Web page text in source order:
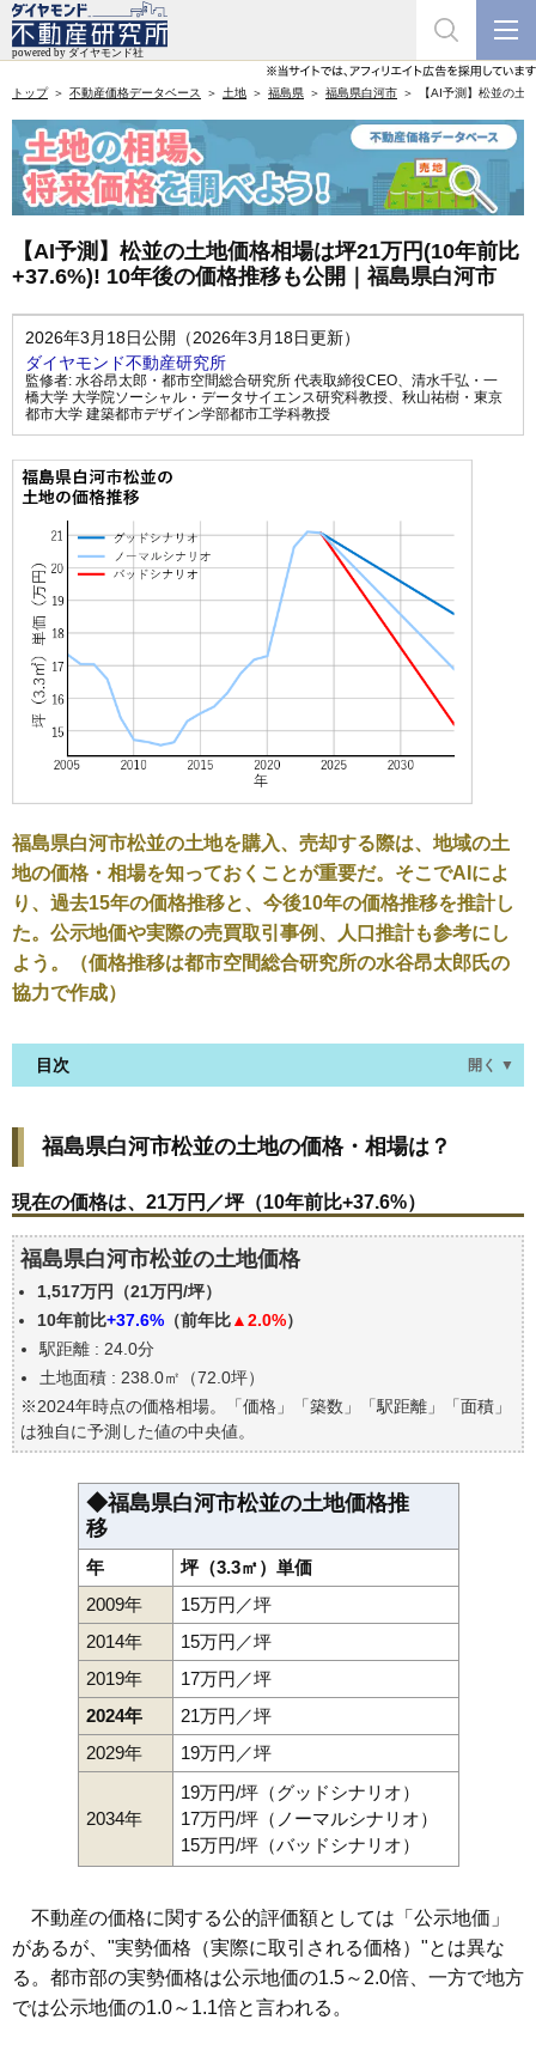
トップ 不動産価格データベース 土地 福島県 福島県白河市 【AI予測】松並の
【AI予測】松並の土地価格相場は坪21万円(10年前比
+37.6%)! 10年後の価格推移も公開｜福島県白河市
2026年3月18日公開（2026年3月18日更新）
ダイヤモンド不動産研究所
監修者: 水谷昂太郎・都市空間総合研究所 代表取締役CEO、 清水千弘・一
橋大学 大学院ソーシャル・データサイエンス研究科教授、 秋山祐樹・東京
都市大学 建築都市デザイン学部都市工学科教授
福島県白河市松並の土地を購入、売却する際は、地域の土
地の価格・相場を知っておくことが重要だ。そこでAIによ
り、過去15年の価格推移と、今後10年の価格推移を推計し
た。公示地価や実際の売買取引事例、人口推計も参考にし
よう。（価格推移は都市空間総合研究所の水谷昂太郎氏の
協力で作成）
目次 開く ▼
現在の価格は、21万円／坪（10年前比+37.6%）
価格を詳細に分析しよう
福島県白河市松並の土地の過去の売買事例
公示地価はいくら
エリアの将来性を人口予想から検討しよう
自分の年収でいくらの不動産が買える？
福島県白河市松並の土地の価格・相場は？
現在の価格は、21万円／坪（10年前比+37.6%）
福島県白河市松並の土地価格
1,517万円（21万円/坪）
10年前比+37.6% （前年比▲2.0%）
駅距離 : 24.0分
土地面積 : 238.0㎡（72.0坪）
※2024年時点の価格相場。「価格」「築数」「駅距離」「面積」
は独自に予測した値の中央値。
◆福島県白河市松並の土地価格推
移
年
坪（3.3㎡）単価
2009年
15万円／坪
2014年
15万円／坪
2019年
17万円／坪
2024年
21万円／坪
2029年
19万円／坪
2034年
19万円/坪（グッドシナリオ）
17万円/坪（ノーマルシナリオ）
15万円/坪（バッドシナリオ）
不動産の価格に関する公的評価額としては「公示地価」
があるが、"実勢価格（実際に取引される価格）"とは異な
る。都市部の実勢価格は公示地価の1.5～2.0倍、一方で地方
では公示地価の1.0～1.1倍と言われる。